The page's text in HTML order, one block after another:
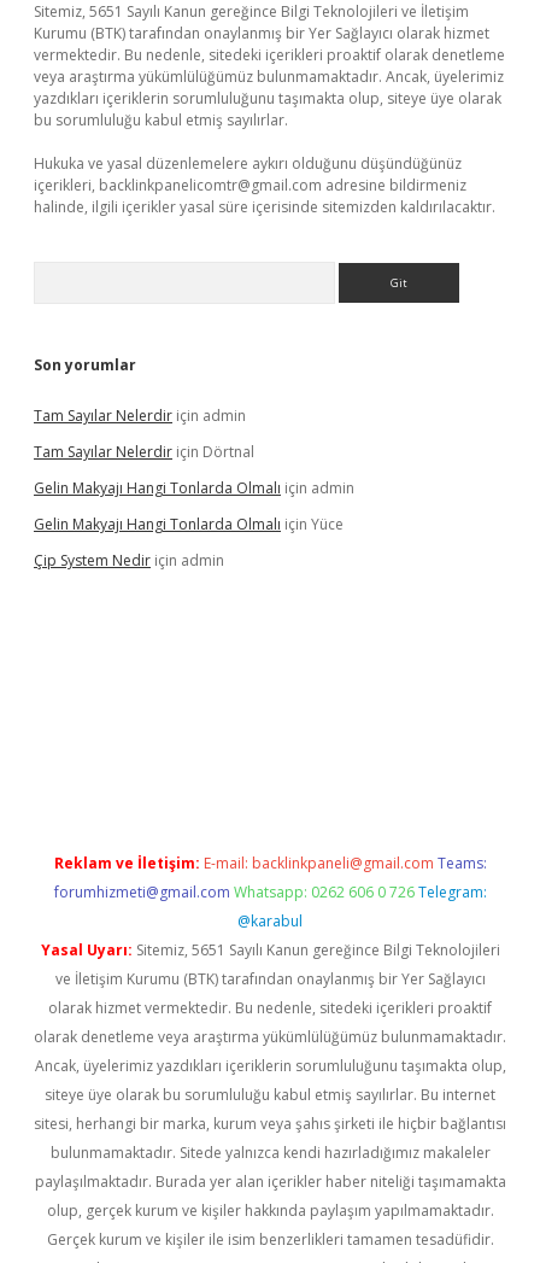
Sitemiz, 5651 Sayılı Kanun gereğince Bilgi Teknolojileri ve İletişim
Kurumu (BTK) tarafından onaylanmış bir Yer Sağlayıcı olarak hizmet
vermektedir. Bu nedenle, sitedeki içerikleri proaktif olarak denetleme
veya araştırma yükümlülüğümüz bulunmamaktadır. Ancak, üyelerimiz
yazdıkları içeriklerin sorumluluğunu taşımakta olup, siteye üye olarak
bu sorumluluğu kabul etmiş sayılırlar.
Hukuka ve yasal düzenlemelere aykırı olduğunu düşündüğünüz
içerikleri, backlinkpanelicomtr@gmail.com adresine bildirmeniz
halinde, ilgili içerikler yasal süre içerisinde sitemizden kaldırılacaktır.
Son yorumlar
Tam Sayılar Nelerdir için admin
Tam Sayılar Nelerdir için Dörtnal
Gelin Makyajı Hangi Tonlarda Olmalı için admin
Gelin Makyajı Hangi Tonlarda Olmalı için Yüce
Çip System Nedir için admin
Reklam ve İletişim: E-mail: backlinkpaneli@gmail.com Teams:
forumhizmeti@gmail.com Whatsapp: 0262 606 0 726 Telegram:
@karabul
Yasal Uyarı: Sitemiz, 5651 Sayılı Kanun gereğince Bilgi Teknolojileri
ve İletişim Kurumu (BTK) tarafından onaylanmış bir Yer Sağlayıcı
olarak hizmet vermektedir. Bu nedenle, sitedeki içerikleri proaktif
olarak denetleme veya araştırma yükümlülüğümüz bulunmamaktadır.
Ancak, üyelerimiz yazdıkları içeriklerin sorumluluğunu taşımakta olup,
siteye üye olarak bu sorumluluğu kabul etmiş sayılırlar. Bu internet
sitesi, herhangi bir marka, kurum veya şahıs şirketi ile hiçbir bağlantısı
bulunmamaktadır. Sitede yalnızca kendi hazırladığımız makaleler
paylaşılmaktadır. Burada yer alan içerikler haber niteliği taşımamakta
olup, gerçek kurum ve kişiler hakkında paylaşım yapılmamaktadır.
Gerçek kurum ve kişiler ile isim benzerlikleri tamamen tesadüfidir.